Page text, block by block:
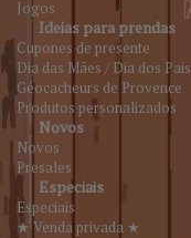
Jogos
Ideias para prendas
Cupones de presente
Dia das Mães / Dia dos Pais
Géocacheurs de Provence
Produtos personalizados
Novos
Novos
Presales
Especiais
Especiais
★ Venda privada ★